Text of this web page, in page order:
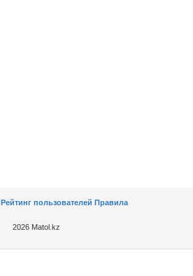
Рейтинг пользователей Правила
2026 Matol.kz